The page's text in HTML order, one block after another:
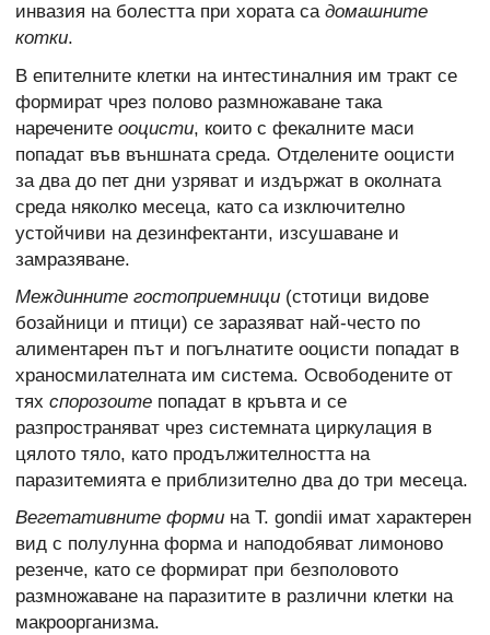
инвазия на болестта при хората са домашните
котки.
В епителните клетки на интестиналния им тракт се
формират чрез полово размножаване така
наречените ооцисти, които с фекалните маси
попадат във външната среда. Отделените ооцисти
за два до пет дни узряват и издържат в околната
среда няколко месеца, като са изключително
устойчиви на дезинфектанти, изсушаване и
замразяване.
Междинните гостоприемници (стотици видове
бозайници и птици) се заразяват най-често по
алиментарен път и погълнатите ооцисти попадат в
храносмилателната им система. Освободените от
тях спорозоите попадат в кръвта и се
разпространяват чрез системната циркулация в
цялото тяло, като продължителността на
паразитемията е приблизително два до три месеца.
Вегетативните форми на T. gondii имат характерен
вид с полулунна форма и наподобяват лимоново
резенче, като се формират при безполовото
размножаване на паразитите в различни клетки на
макроорганизма.